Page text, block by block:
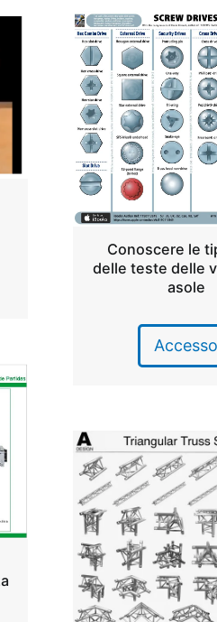
Conoscere le
delle teste delle
asole
Accesso